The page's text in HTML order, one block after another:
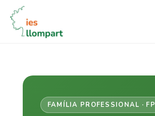
FAMÍLIA PROFESSIONAL · FP